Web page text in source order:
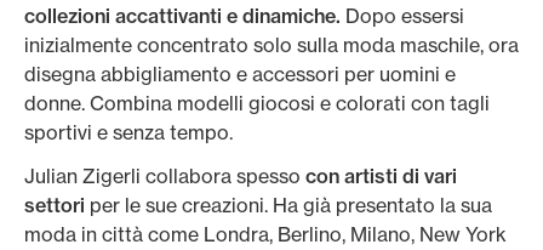
collezioni accattivanti e dinamiche. Dopo essersi
inizialmente concentrato solo sulla moda maschile, ora
disegna abbigliamento e accessori per uomini e
donne. Combina modelli giocosi e colorati con tagli
sportivi e senza tempo.
Julian Zigerli collabora spesso con artisti di vari
settori per le sue creazioni. Ha già presentato la sua
moda in città come Londra, Berlino, Milano, New York